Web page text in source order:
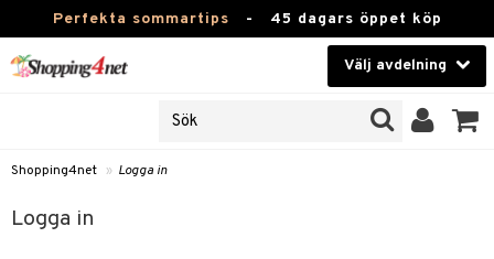
Perfekta sommartips - 45 dagars öppet köp
Välj avdelning
Kontaktlinser
Hälsokost
Shopping4net » Logga in
Logga in